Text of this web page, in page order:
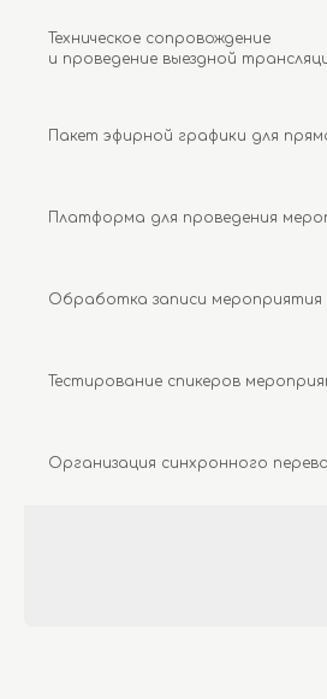
Техническое сопровождение
и проведение выездной
Пакет эфирной графики для
Платформа для проведения
Обработка записи мероприятия
Тестирование спикеров
Организация синхронного